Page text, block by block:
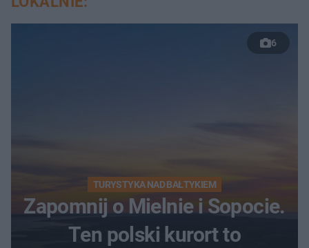
6
TURYSTYKA NAD BAŁTYKIEM
Zapomnij o Mielnie i Sopocie.
Ten polski kurort to